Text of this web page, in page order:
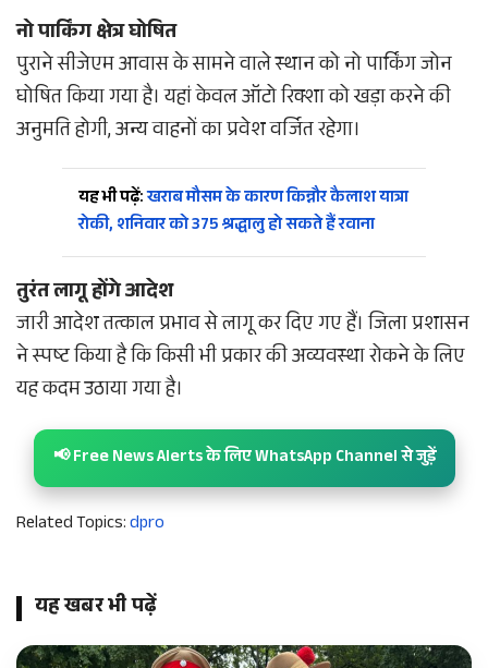
नो पार्किंग क्षेत्र घोषित
पुराने सीजेएम आवास के सामने वाले स्थान को नो पार्किंग जोन
घोषित किया गया है। यहां केवल ऑटो रिक्शा को खड़ा करने की
अनुमति होगी, अन्य वाहनों का प्रवेश वर्जित रहेगा।
यह भी पढ़ें:खराब मौसम के कारण किन्नौर कैलाश यात्रा
रोकी, शनिवार को 375 श्रद्धालु हो सकते हैं रवाना
तुरंत लागू होंगे आदेश
जारी आदेश तत्काल प्रभाव से लागू कर दिए गए हैं। जिला प्रशासन
ने स्पष्ट किया है कि किसी भी प्रकार की अव्यवस्था रोकने के लिए
यह कदम उठाया गया है।
📢 Free News Alerts के लिए WhatsApp Channel से जुड़ें
Related Topics:dpro
यह खबर भी पढ़ें